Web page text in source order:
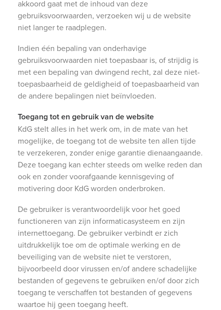
akkoord gaat met de inhoud van deze
gebruiksvoorwaarden, verzoeken wij u de website
niet langer te raadplegen.
Indien één bepaling van onderhavige
gebruiksvoorwaarden niet toepasbaar is, of strijdig is
met een bepaling van dwingend recht, zal deze niet-
toepasbaarheid de geldigheid of toepasbaarheid van
de andere bepalingen niet beïnvloeden.
Toegang tot en gebruik van de website
KdG stelt alles in het werk om, in de mate van het
mogelijke, de toegang tot de website ten allen tijde
te verzekeren, zonder enige garantie dienaangaande.
Deze toegang kan echter steeds om welke reden dan
ook en zonder voorafgaande kennisgeving of
motivering door KdG worden onderbroken.
De gebruiker is verantwoordelijk voor het goed
functioneren van zijn informaticasysteem en zijn
internettoegang. De gebruiker verbindt er zich
uitdrukkelijk toe om de optimale werking en de
beveiliging van de website niet te verstoren,
bijvoorbeeld door virussen en/of andere schadelijke
bestanden of gegevens te gebruiken en/of door zich
toegang te verschaffen tot bestanden of gegevens
waartoe hij geen toegang heeft.